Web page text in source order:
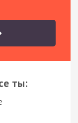
ты: